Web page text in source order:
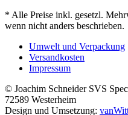
* Alle Preise inkl. gesetzl.
wenn nicht anders beschrieben.
Umwelt und Verpackung
Versandkosten
Impressum
© Joachim Schneider SVS
72589 Westerheim
Design und Umsetzung: